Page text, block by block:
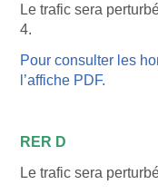
Le trafic sera
4.
Pour consulter les
l’affiche PDF.
RER D
Le trafic sera